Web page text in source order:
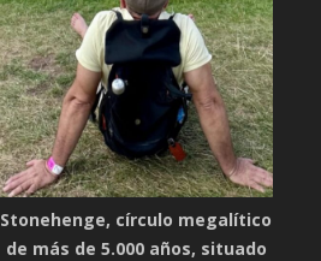
Stonehenge, círculo megalítico
de más de 5.000 años, situado